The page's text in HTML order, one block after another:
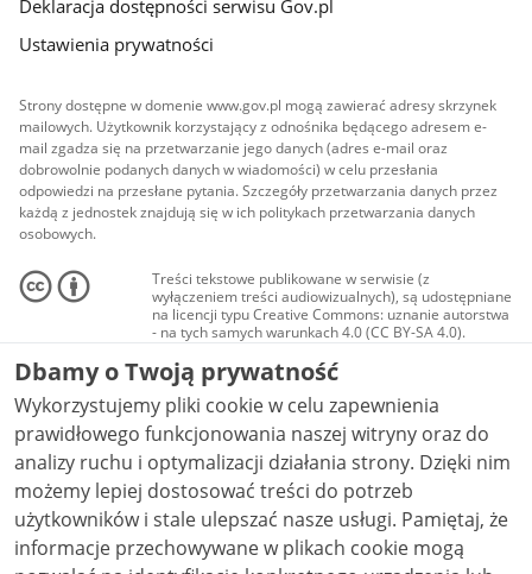
Deklaracja dostępności serwisu Gov.pl
Ustawienia prywatności
Strony dostępne w domenie www.gov.pl mogą zawierać adresy skrzynek
mailowych. Użytkownik korzystający z odnośnika będącego adresem e-
mail zgadza się na przetwarzanie jego danych (adres e-mail oraz
dobrowolnie podanych danych w wiadomości) w celu przesłania
odpowiedzi na przesłane pytania. Szczegóły przetwarzania danych przez
każdą z jednostek znajdują się w ich politykach przetwarzania danych
osobowych.
Treści tekstowe publikowane w serwisie (z
wyłączeniem treści audiowizualnych), są udostępniane
na licencji typu Creative Commons: uznanie autorstwa
- na tych samych warunkach 4.0 (CC BY-SA 4.0).
Materiały audiowizualne, w tym zdjęcia, materiały
audio i wideo, są udostępniane na licencji typu
Creative Commons: uznanie autorstwa użycie
niekomercyjne - bez utworów zależnych 4.0 (CC BY-
NC-ND 4.0), o ile nie jest to stwierdzone inaczej.
Dbamy o Twoją prywatność
Wykorzystujemy pliki cookie w celu zapewnienia
prawidłowego funkcjonowania naszej witryny oraz do
analizy ruchu i optymalizacji działania strony. Dzięki nim
możemy lepiej dostosować treści do potrzeb
użytkowników i stale ulepszać nasze usługi. Pamiętaj, że
informacje przechowywane w plikach cookie mogą